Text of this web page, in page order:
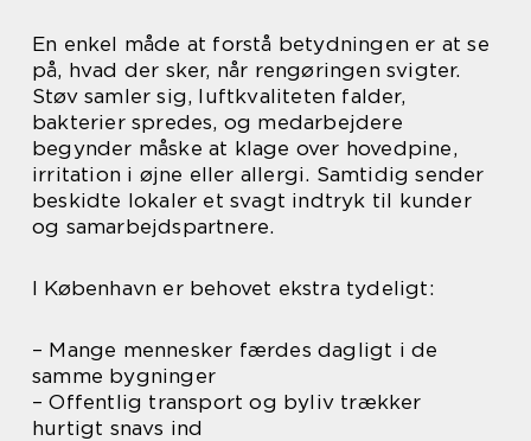
En enkel måde at forstå betydningen er at se
på, hvad der sker, når rengøringen svigter.
Støv samler sig, luftkvaliteten falder,
bakterier spredes, og medarbejdere
begynder måske at klage over hovedpine,
irritation i øjne eller allergi. Samtidig sender
beskidte lokaler et svagt indtryk til kunder
og samarbejdspartnere.
I København er behovet ekstra tydeligt:
– Mange mennesker færdes dagligt i de
samme bygninger
– Offentlig transport og byliv trækker
hurtigt snavs ind